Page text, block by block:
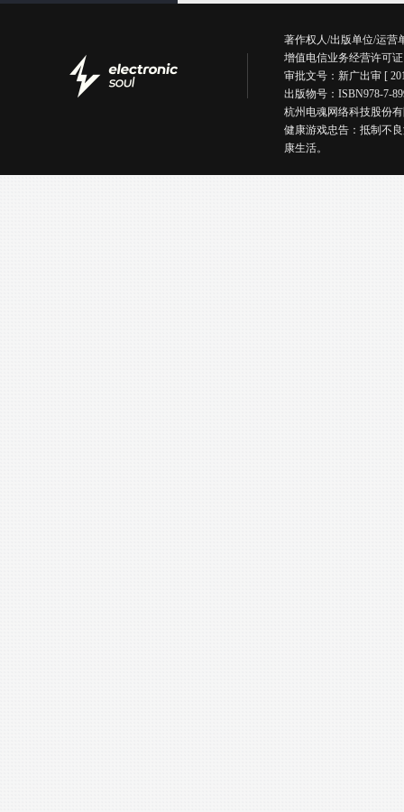
著作权人/出版单位/运营
增值电信业务经营许可
审批文号：新广出审 [
出版物号：ISBN978-7-
杭州电魂网络科技股份有
健康游戏忠告：抵制不
康生活。